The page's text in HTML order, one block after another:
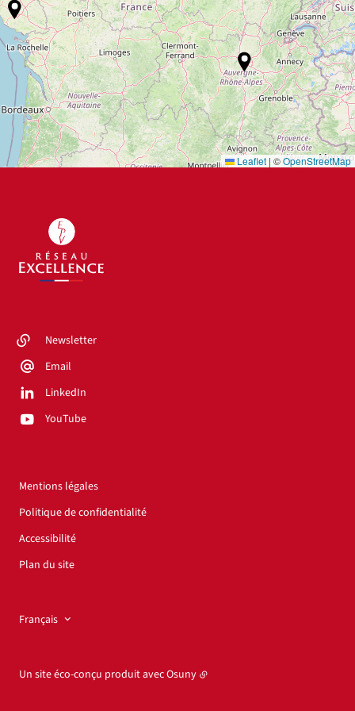
Leaflet | ©OpenStreetMap
Newsletter
Email
LinkedIn
YouTube
Mentions légales
Politique de confidentialité
Accessibilité
Plan du site
Français
Un site éco-conçu produit avecOsuny